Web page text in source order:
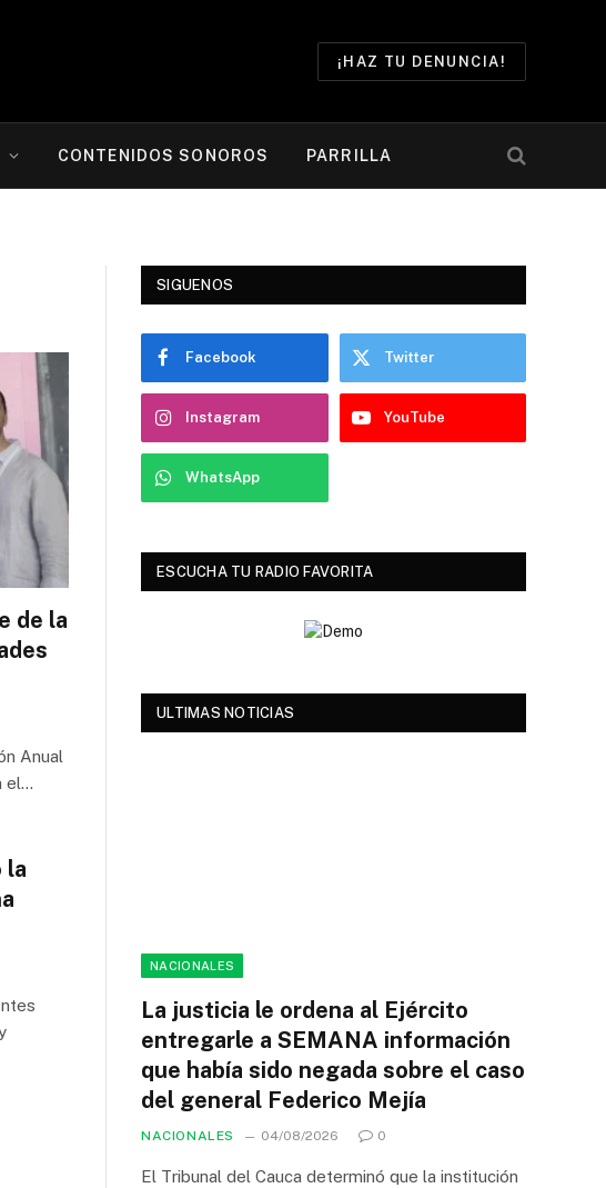
¡HAZ TU DENUNCIA!
CONTENIDOS SONOROS PARRILLA
de la
Anual
el…
la
SIGUENOS
Facebook Twitter
Instagram YouTube
WhatsApp
ESCUCHA TU RADIO FAVORITA
ULTIMAS NOTICIAS
NACIONALES
La justicia le ordena al Ejército
entregarle a SEMANA información
que había sido negada sobre el caso
del general Federico Mejía
NACIONALES 04/08/2026 0
El Tribunal del Cauca determinó que la institución